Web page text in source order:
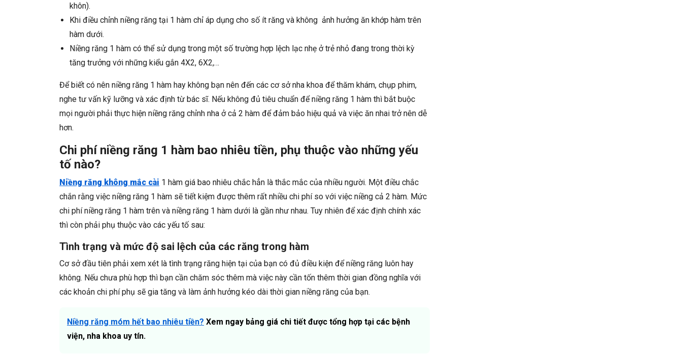
khôn).
Khi điều chỉnh niềng răng tại 1 hàm chỉ áp dụng cho số ít răng và không ảnh hưởng ăn khớp hàm trên
hàm dưới.
Niềng răng 1 hàm có thể sử dụng trong một số trường hợp lệch lạc nhẹ ở trẻ nhỏ đang trong thời kỳ
tăng trưởng với những kiểu gắn 4X2, 6X2,…
Để biết có nên niềng răng 1 hàm hay không bạn nên đến các cơ sở nha khoa để thăm khám, chụp phim,
nghe tư vấn kỹ lưỡng và xác định từ bác sĩ. Nếu không đủ tiêu chuẩn để niềng răng 1 hàm thì bắt buộc
mọi người phải thực hiện niềng răng chỉnh nha ở cả 2 hàm để đảm bảo hiệu quả và việc ăn nhai trở nên dễ
hơn.
Chi phí niềng răng 1 hàm bao nhiêu tiền, phụ thuộc vào những yếu
tố nào?
Niềng răng không mắc cài 1 hàm giá bao nhiêu chắc hẳn là thắc mắc của nhiều người. Một điều chắc
chắn rằng việc niềng răng 1 hàm sẽ tiết kiệm được thêm rất nhiều chi phí so với việc niềng cả 2 hàm. Mức
chi phí niềng răng 1 hàm trên và niềng răng 1 hàm dưới là gần như nhau. Tuy nhiên để xác định chính xác
thì còn phải phụ thuộc vào các yếu tố sau:
Tình trạng và mức độ sai lệch của các răng trong hàm
Cơ sở đầu tiên phải xem xét là tình trạng răng hiện tại của bạn có đủ điều kiện để niềng răng luôn hay
không. Nếu chưa phù hợp thì bạn cần chăm sóc thêm mà việc này cần tốn thêm thời gian đồng nghĩa với
các khoản chi phí phụ sẽ gia tăng và làm ảnh hưởng kéo dài thời gian niềng răng của bạn.
Niềng răng móm hết bao nhiêu tiền? Xem ngay bảng giá chi tiết được tổng hợp tại các bệnh
viện, nha khoa uy tín.